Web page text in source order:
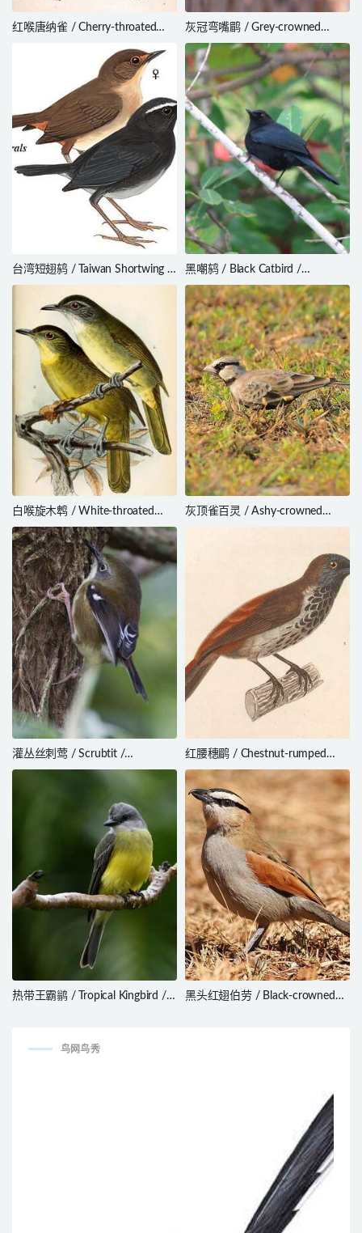
红喉唐纳雀 / Cherry-throated
灰冠弯嘴鹛 / Grey-crowned
Babbler / Pomatostomus
temporalis
台湾短翅鸫 / Taiwan Shortwing /
Brachypteryx goodfellowi
黑嘲鸫 / Black Catbird /
Melanoptila glabrirostris
白喉旋木鹎 / White-throated
Greenbul / Phyllastrephus
albigularis
灰顶雀百灵 / Ashy-crowned
Sparrow-Lark / Eremopterix
灌丛丝刺莺 / Scrubtit /
Acanthornis magna
红腰穗鹛 / Chestnut-rumped
Babbler / Stachyris maculata
热带王霸鹟 / Tropical Kingbird /
黑头红翅伯劳 / Black-crowned
鸟网鸟秀